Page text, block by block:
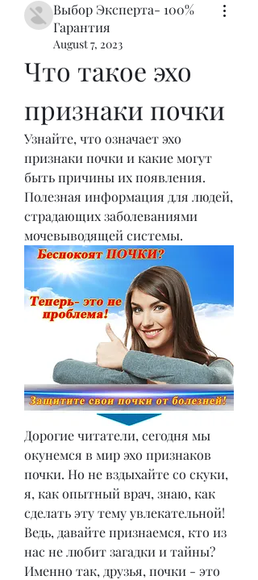
Выбор Эксперта- 100%
Гарантия
August 7, 2023
Что такое эхо
признаки почки
Узнайте, что означает эхо
признаки почки и какие могут
быть причины их появления.
Полезная информация для людей,
страдающих заболеваниями
мочевыводящей системы.
Дорогие читатели, сегодня мы
окунемся в мир эхо признаков
почки. Но не вздыхайте со скуки,
я, как опытный врач, знаю, как
сделать эту тему увлекательной!
Ведь, давайте признаемся, кто из
нас не любит загадки и тайны?
Именно так, друзья, почки - это